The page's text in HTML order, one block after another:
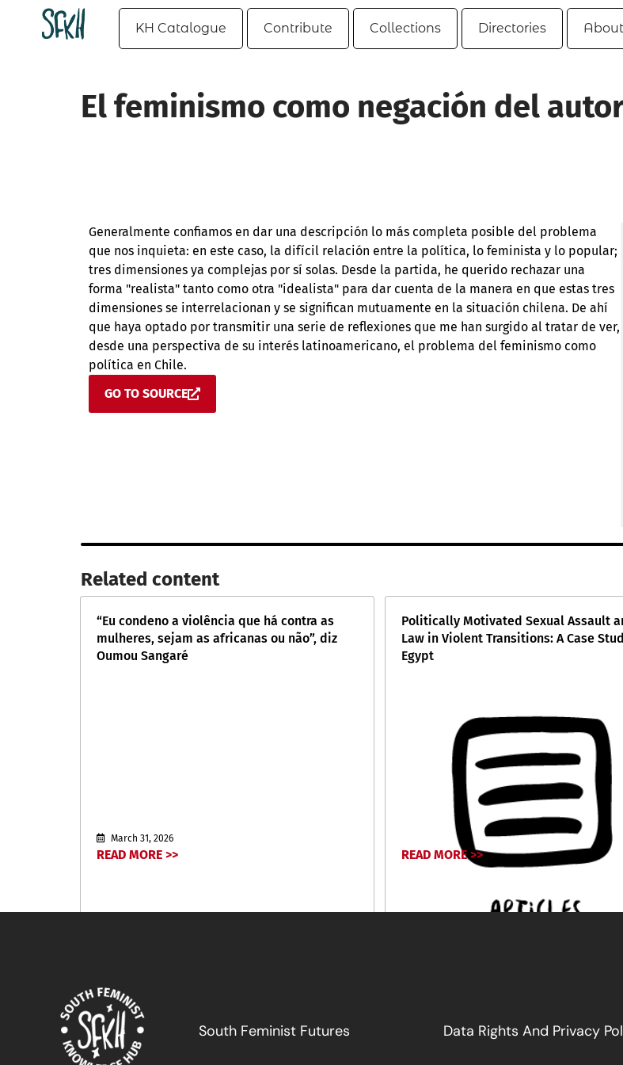
KH Catalogue Contribute Collections Directories
El feminismo como negación del
Generalmente confiamos en dar una descripción lo más completa posible del problema
que nos inquieta: en este caso, la difícil relación entre la política, lo feminista y lo popular;
tres dimensiones ya complejas por sí solas. Desde la partida, he querido rechazar una
forma "realista" tanto como otra "idealista" para dar cuenta de la manera en que estas tres
dimensiones se interrelacionan y se significan mutuamente en la situación chilena. De ahí
que haya optado por transmitir una serie de reflexiones que me han surgido al tratar de ver,
desde una perspectiva de su interés latinoamericano, el problema del feminismo como
política en Chile.
GO TO SOURCE
Related content​
“Eu condeno a violência que há contra as
mulheres, sejam as africanas ou não”, diz
Oumou Sangaré
March 31, 2026
READ MORE >>
Politically Motivated Sexual Assault
Law in Violent Transitions: A Case
Egypt
READ MORE >>
South Feminist Futures Data Rights And Privacy